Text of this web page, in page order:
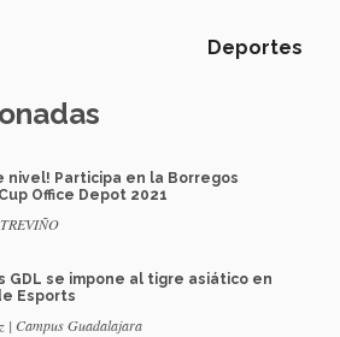
Deportes
nivel! Participa en la Borregos
Office Depot 2021
GDL se impone al tigre asiático en
Esports
| Campus Guadalajara